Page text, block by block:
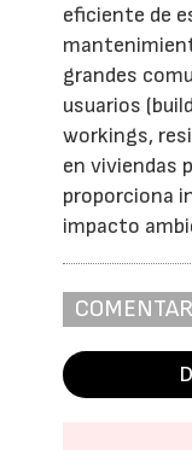
eficiente de
grandes
usuarios
workings,
en viviendas
proporciona
impacto